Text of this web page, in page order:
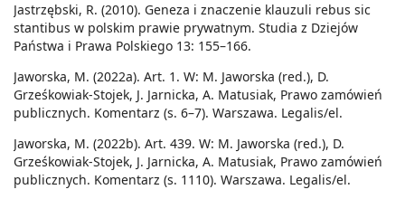
Jastrzębski, R. (2010). Geneza i znaczenie klauzuli rebus sic
stantibus w polskim prawie prywatnym. Studia z Dziejów
Państwa i Prawa Polskiego 13: 155–166.
Jaworska, M. (2022a). Art. 1. W: M. Jaworska (red.), D.
Grześkowiak-Stojek, J. Jarnicka, A. Matusiak, Prawo zamówień
publicznych. Komentarz (s. 6–7). Warszawa. Legalis/el.
Jaworska, M. (2022b). Art. 439. W: M. Jaworska (red.), D.
Grześkowiak-Stojek, J. Jarnicka, A. Matusiak, Prawo zamówień
publicznych. Komentarz (s. 1110). Warszawa. Legalis/el.